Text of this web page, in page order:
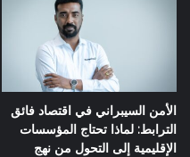
الأمن السيبراني في اقتصاد فائق
الترابط: لماذا تحتاج المؤسسات
الإقليمية إلى التحول من نهج